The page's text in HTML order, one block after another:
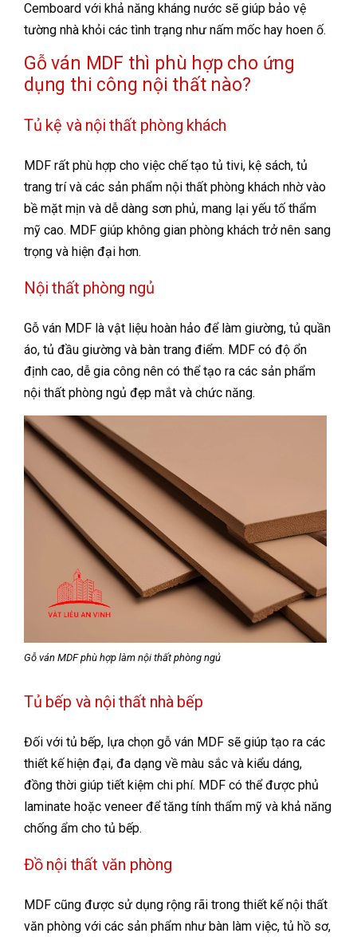
Cemboard với khả năng kháng nước sẽ giúp bảo vệ
tường nhà khỏi các tình trạng như nấm mốc hay hoen ố.
Gỗ ván MDF thì phù hợp cho ứng
dụng thi công nội thất nào?
Tủ kệ và nội thất phòng khách
MDF rất phù hợp cho việc chế tạo tủ tivi, kệ sách, tủ
trang trí và các sản phẩm nội thất phòng khách nhờ vào
bề mặt mịn và dễ dàng sơn phủ, mang lại yếu tố thẩm
mỹ cao. MDF giúp không gian phòng khách trở nên sang
trọng và hiện đại hơn.
Nội thất phòng ngủ
Gỗ ván MDF là vật liệu hoàn hảo để làm giường, tủ quần
áo, tủ đầu giường và bàn trang điểm. MDF có độ ổn
định cao, dễ gia công nên có thể tạo ra các sản phẩm
nội thất phòng ngủ đẹp mắt và chức năng.
Gỗ ván MDF phù hợp làm nội thất phòng ngủ
Tủ bếp và nội thất nhà bếp
Đối với tủ bếp, lựa chọn gỗ ván MDF sẽ giúp tạo ra các
thiết kế hiện đại, đa dạng về màu sắc và kiểu dáng,
đồng thời giúp tiết kiệm chi phí. MDF có thể được phủ
laminate hoặc veneer để tăng tính thẩm mỹ và khả năng
chống ẩm cho tủ bếp.
Đồ nội thất văn phòng
MDF cũng được sử dụng rộng rãi trong thiết kế nội thất
văn phòng với các sản phẩm như bàn làm việc, tủ hồ sơ,